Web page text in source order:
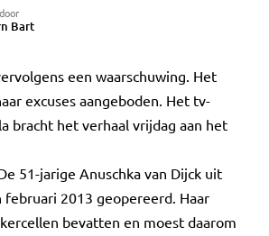
Bart
een waarschuwing. Het
excuses aangeboden. Het tv-
bracht het verhaal vrijdag aan het
51-jarige Anuschka van Dijck uit
februari 2013 geopereerd. Haar
bevatten en moest daarom